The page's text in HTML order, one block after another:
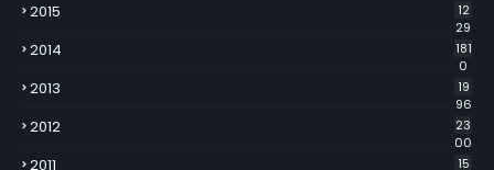
2015
12
29
2014
181
0
2013
19
96
2012
23
00
2011 15